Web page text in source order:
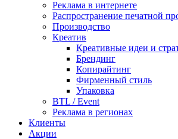
Реклама в интернете
Распространение печатной
Производство
Креатив
Креативные идеи и
Брендинг
Копирайтинг
Фирменный стиль
Упаковка
BTL / Event
Реклама в регионах
Клиенты
Акции